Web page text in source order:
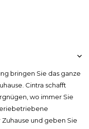
bringen Sie das ganze
Cintra schafft
wo immer Sie
und geben Sie